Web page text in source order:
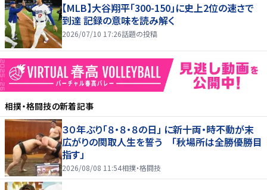
【MLB】大谷翔平「300-150」に史上2位の速さで
到達 記録の意味を読み解く
2026/07/10 17:26話題の投稿
相撲・格闘技の新着記事
３０年ぶり「８・８・８の日」 に新十両・時不動が末
広がりの関取人生を誓う 「秋場所は全勝優勝目
指す」
2026/08/08 11:54相撲・格闘技